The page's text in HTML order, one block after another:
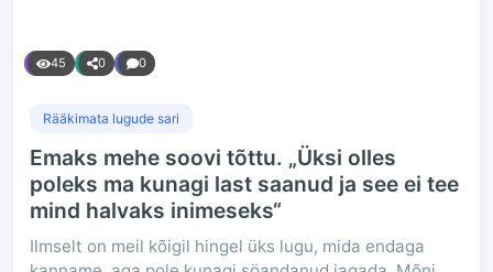
45 0 0
Rääkimata lugude sari
Emaks mehe soovi tõttu. „Üksi olles
poleks ma kunagi last saanud ja see ei tee
mind halvaks inimeseks“
Ilmselt on meil kõigil hingel üks lugu, mida endaga